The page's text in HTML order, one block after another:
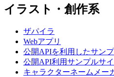
イラスト・創作系
ザパイラ
Webアプリ
公開APIを利用したサン
公開API利用サンプルサ
キャラクターネームメー